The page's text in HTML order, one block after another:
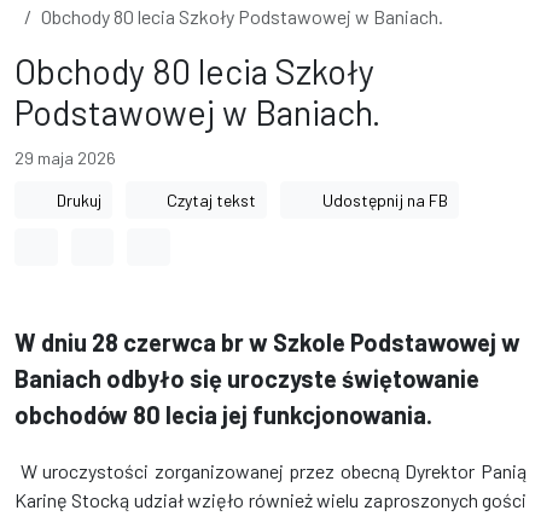
Obchody 80 lecia Szkoły Podstawowej w Baniach.
Obchody 80 lecia Szkoły
Podstawowej w Baniach.
29 maja 2026
Drukuj Czytaj tekst Udostępnij na FB
W dniu 28 czerwca br w Szkole Podstawowej w
Baniach odbyło się uroczyste świętowanie
obchodów 80 lecia jej funkcjonowania.
W uroczystości zorganizowanej przez obecną Dyrektor Panią
Karinę Stocką udział wzięło również wielu zaproszonych gości